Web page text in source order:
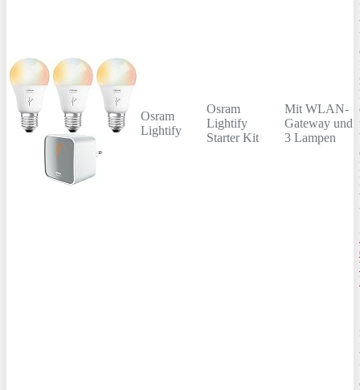
Osram
Lightify
Osram
Lightify
Starter Kit
Mit WLAN-
Gateway und
3 Lampen